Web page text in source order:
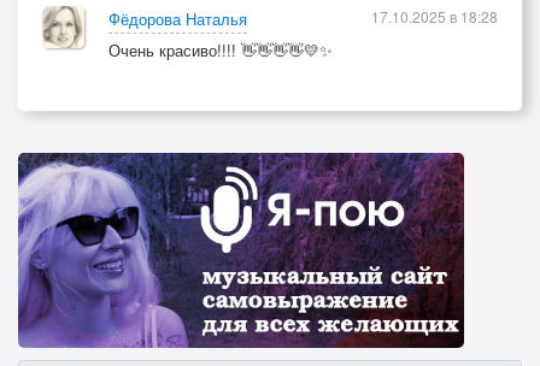
Фёдорова Наталья
Очень красиво!!!! 👋👋👋👋💛✨
17.10.2025 в 18:28